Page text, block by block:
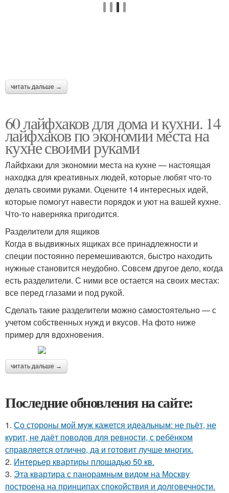
читать дальше →
60 лайфхаков для дома и кухни. 14
лайфхаков по экономии места на
кухне своими руками
Лайфхаки для экономии места на кухне — настоящая
находка для креативных людей, которые любят что-то
делать своими руками. Оцените 14 интересных идей,
которые помогут навести порядок и уют на вашей кухне.
Что-то наверняка пригодится.
Разделители для ящиков
Когда в выдвижных ящиках все принадлежности и
специи постоянно перемешиваются, быстро находить
нужные становится неудобно. Совсем другое дело, когда
есть разделители. С ними все остается на своих местах:
все перед глазами и под рукой.
Сделать такие разделители можно самостоятельно — с
учетом собственных нужд и вкусов. На фото ниже
пример для вдохновения.
читать дальше →
Последние обновления на сайте:
1. Со стороны мой муж кажется идеальным: не пьёт, не
курит, не даёт поводов для ревности, с ребёнком
справляется отлично, да и готовит лучше многих.
2. Интерьер квартиры площадью 50 кв.
3. Эта квартира с панорамным видом на Москву
построена на принципах спокойствия и долговечности.